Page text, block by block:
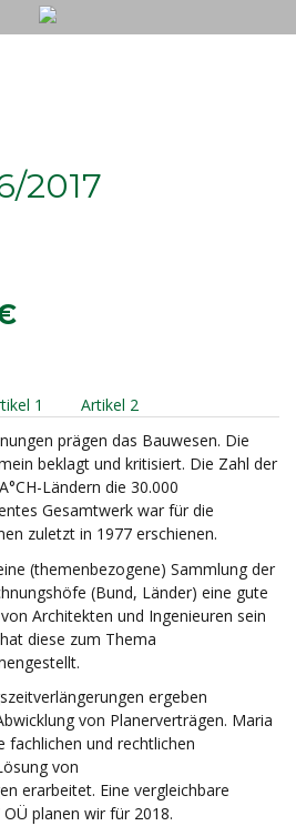
2017
1
Artikel 2
prägen das Bauwesen. Die
beklagt und kritisiert. Die Zahl der
Ländern die 30.000
Gesamtwerk war für die
zuletzt in 1977 erschienen.
(themenbezogene) Sammlung der
(Bund, Länder) eine gute
Architekten und Ingenieuren sein
diese zum Thema
ergeben
von Planerverträgen. Maria
fachlichen und rechtlichen
von
erarbeitet. Eine vergleichbare
planen wir für 2018.